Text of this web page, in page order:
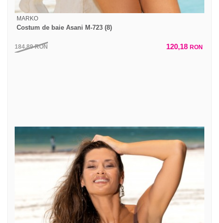
MARKO
Costum de baie Asani M-723 (8)
184,89RON 120,18 RON